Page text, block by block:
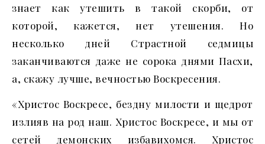
знает как утешить в такой скорби, от
которой, кажется, нет утешения. Но
несколько дней Страстной седмицы
заканчиваются даже не сорока днями Пасхи,
а, скажу лучше, вечностью Воскресения.
«Христос Воскресе, бездну милости и щедрот
излияв на род наш. Христос Воскресе, и мы от
сетей демонских избавихомся. Христос